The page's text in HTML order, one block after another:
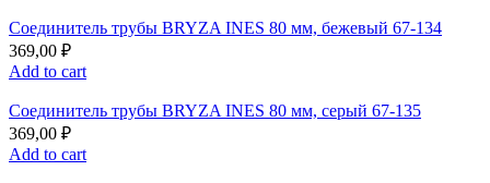
Соединитель трубы BRYZA INES 80 мм, бежевый 67-134
369,00 ₽
Add to cart
Соединитель трубы BRYZA INES 80 мм, серый 67-135
369,00 ₽
Add to cart